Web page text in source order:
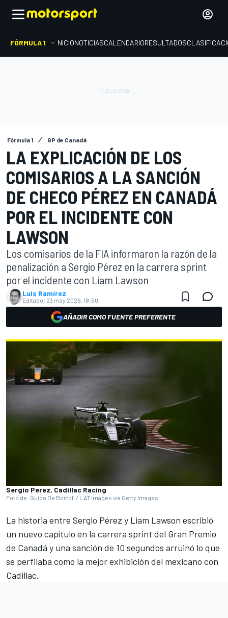
FÓRMULA 1 INICIONOTICIASCALENDARIORESULTADOS
Fórmula 1 GP de Canadá
LA EXPLICACIÓN DE LOS
COMISARIOS A LA SANCIÓN
DE CHECO PÉREZ EN CANADÁ
POR EL INCIDENTE CON
LAWSON
Los comisarios de la FIA informaron la razón de la
penalización a Sergio Pérez en la carrera sprint
por el incidente con Liam Lawson
Luis Ramírez
Editado: 23 may 2026, 18:50
AÑADIR COMO FUENTE PREFERENTE
Sergio Perez, Cadillac Racing
Foto de: Guido De Bortoli / LAT Images via Getty Images
La historia entre Sergio Pérez y Liam Lawson escribió
un nuevo capítulo en la carrera sprint del Gran Premio
de Canadá y una sanción de 10 segundos arruinó lo que
se perfilaba como la mejor exhibición del mexicano con
Cadillac.